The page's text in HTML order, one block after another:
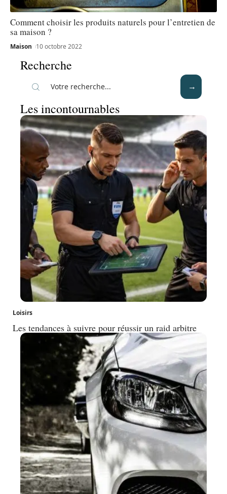
Comment choisir les produits naturels pour l’entretien de
sa maison ?
Maison 10 octobre 2022
Recherche
Les incontournables
Loisirs
Les tendances à suivre pour réussir un raid arbitre